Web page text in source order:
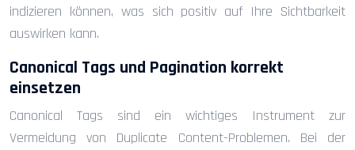
indizieren können, was sich positiv auf Ihre Sichtbarkeit
auswirken kann.
Canonical Tags und Pagination korrekt
einsetzen
Canonical Tags sind ein wichtiges Instrument zur
Vermeidung von Duplicate Content-Problemen. Bei der